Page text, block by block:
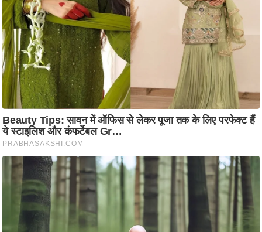
प्र
भु
म
हि
मा
/
ध
स्थ
ल
व्र
त्यो
हा